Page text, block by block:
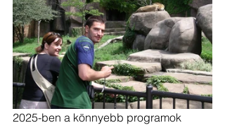
2025-ben a könnyebb programok